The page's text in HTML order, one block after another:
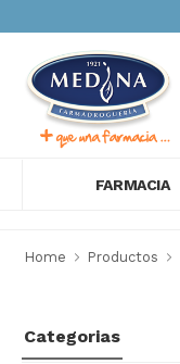
FARMACIA
Home Productos
Categorias